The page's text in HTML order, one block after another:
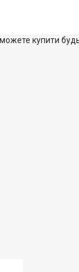
можете купити